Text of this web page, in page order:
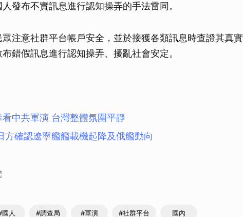
發布不實訊息進行認知操弄的手法雷同。
注意社群平台帳戶安全，並於接獲各類訊息時查證其真
錯假訊息進行認知操弄、擾亂社會安定。
中共軍演 台灣整體氛圍平靜
方確認遼寧艦艦載機起降及俄艦動向
國人 #調查局 #軍演 #社群平台 國內